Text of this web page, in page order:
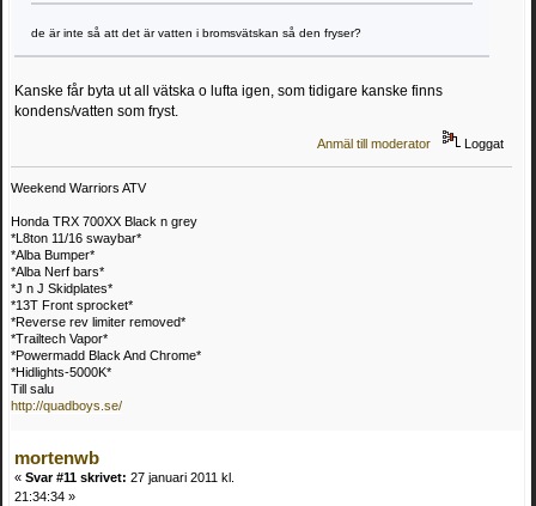
de är inte så att det är vatten i bromsvätskan så den fryser?
Kanske får byta ut all vätska o lufta igen, som tidigare kanske finns
kondens/vatten som fryst.
Anmäl till moderator Loggat
Weekend Warriors ATV
Honda TRX 700XX Black n grey
*L8ton 11/16 swaybar*
*Alba Bumper*
*Alba Nerf bars*
*J n J Skidplates*
*13T Front sprocket*
*Reverse rev limiter removed*
*Trailtech Vapor*
*Powermadd Black And Chrome*
*Hidlights-5000K*
Till salu
http://quadboys.se/
mortenwb
« Svar #11 skrivet: 27 januari 2011 kl.
21:34:34 »